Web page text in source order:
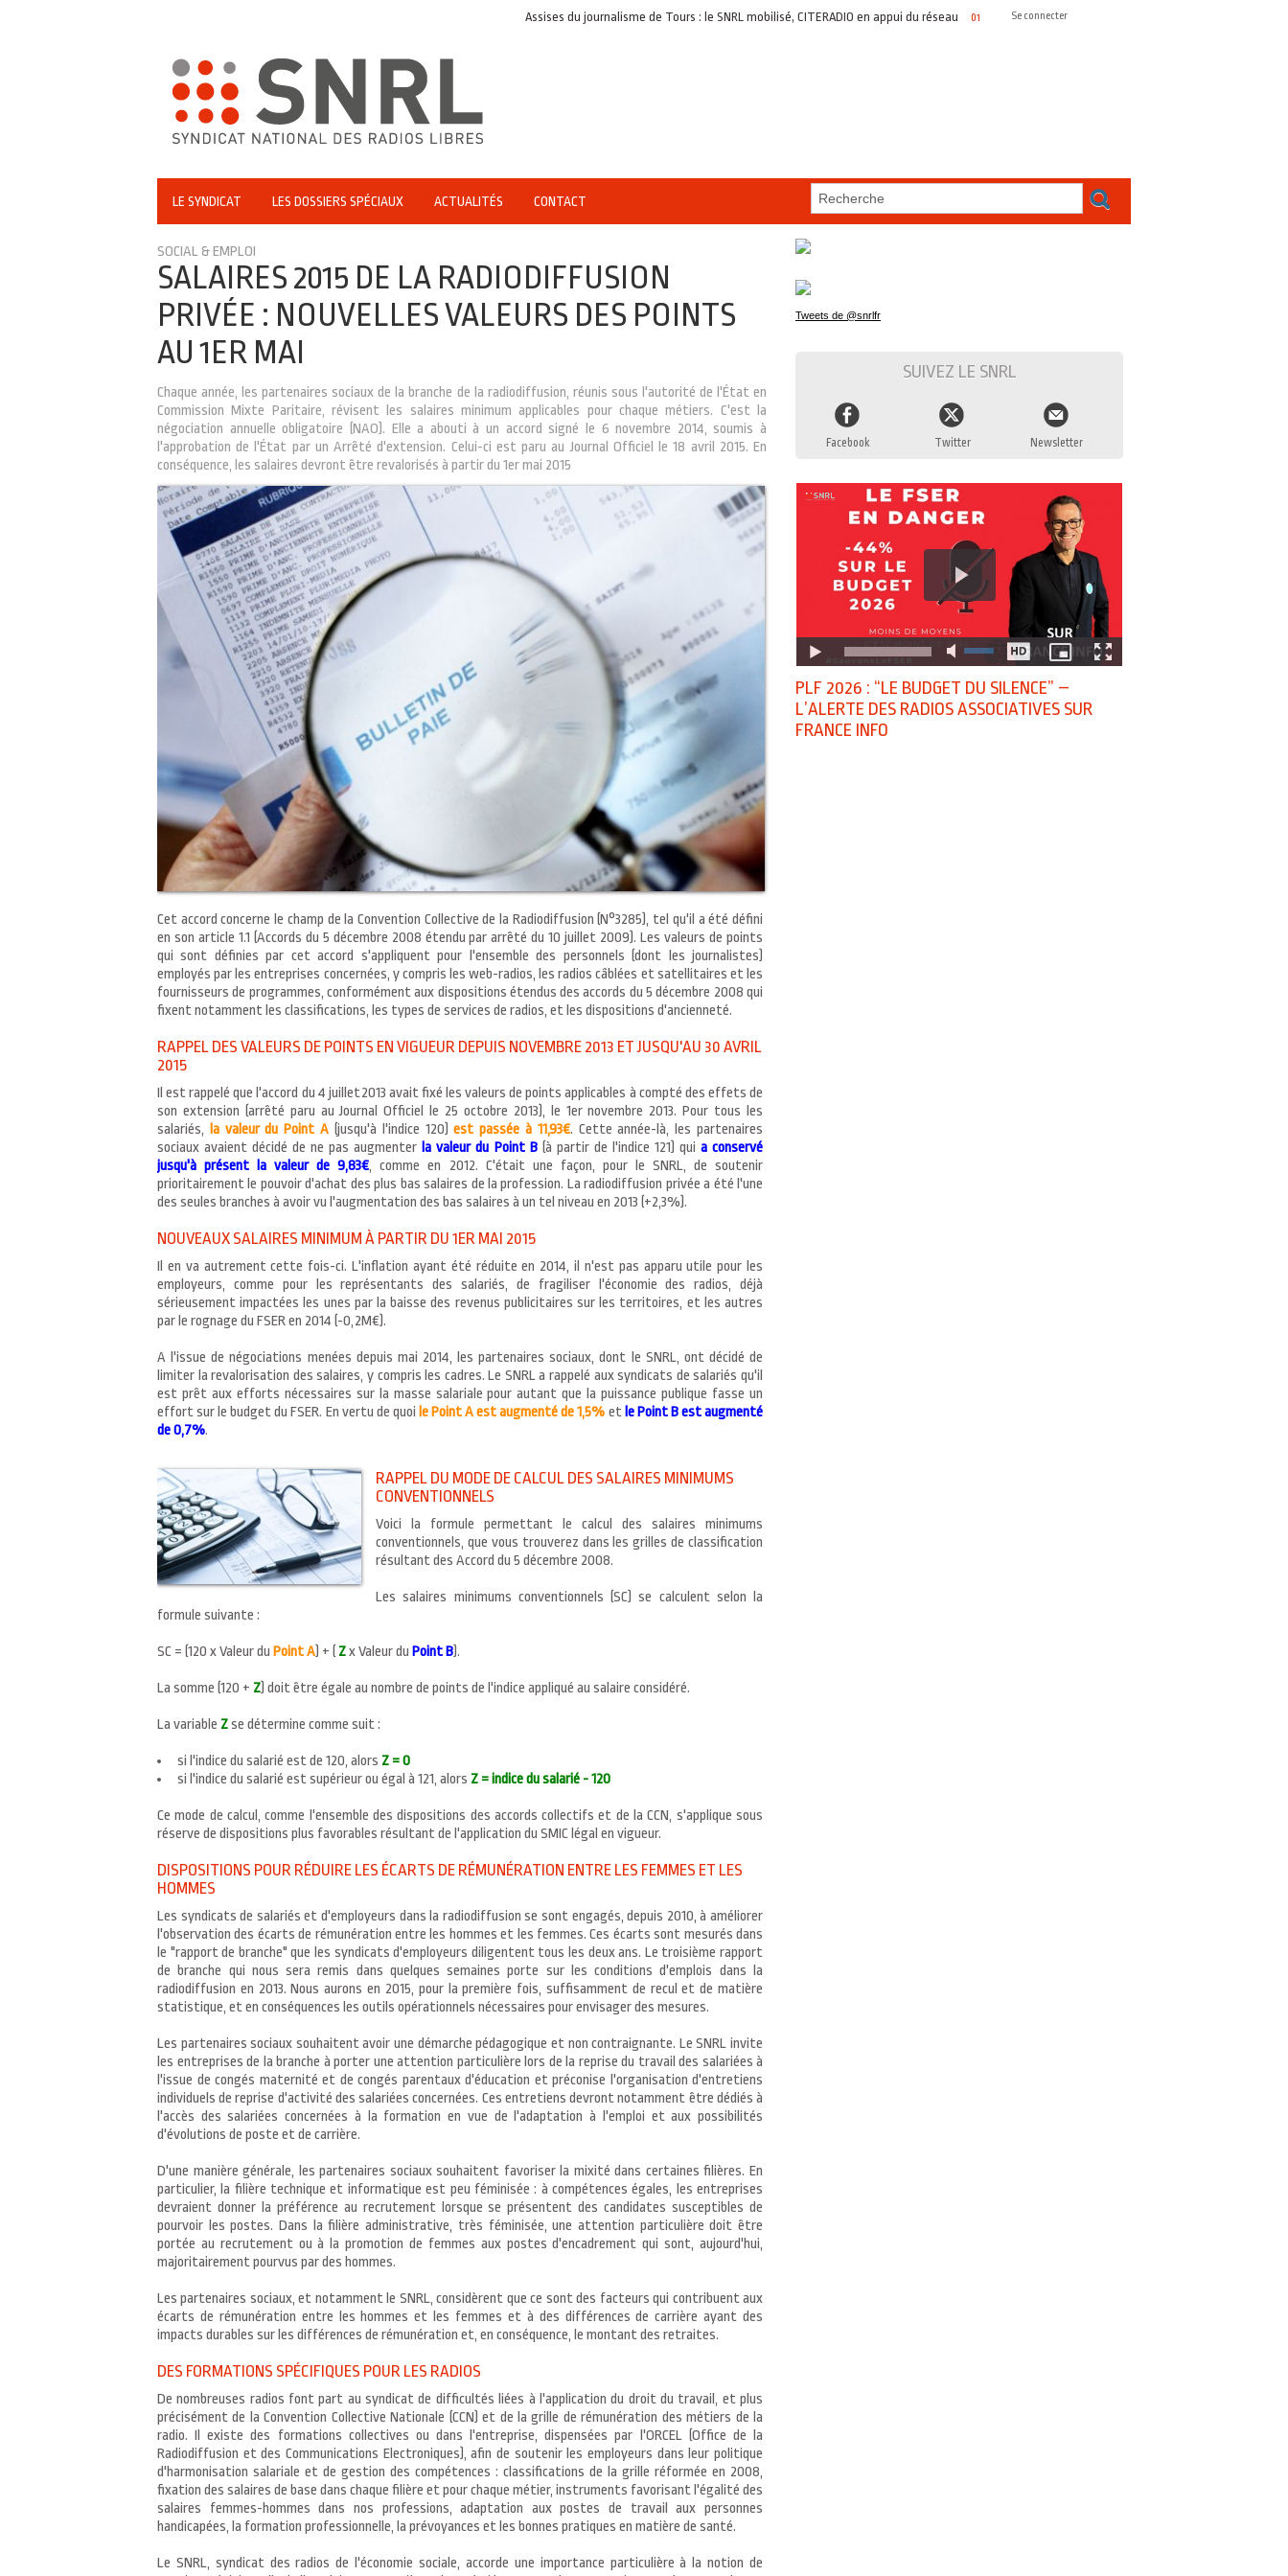
Assises du journalisme de Tours : le SNRL mobilisé, CITERADIO en appui du réseau 01/04/2026 Portrait SNRL #2 – Olivier DUTHEIL, représenter les radios
Se connecter
LE SYNDICAT LES DOSSIERS SPÉCIAUX ACTUALITÉS CONTACT
SOCIAL & EMPLOI
SALAIRES 2015 DE LA RADIODIFFUSION
PRIVÉE : NOUVELLES VALEURS DES POINTS
AU 1ER MAI
Chaque année, les partenaires sociaux de la branche de la radiodiffusion, réunis sous l'autorité de l'État en
Commission Mixte Paritaire, révisent les salaires minimum applicables pour chaque métiers. C'est la
négociation annuelle obligatoire (NAO). Elle a abouti à un accord signé le 6 novembre 2014, soumis à
l'approbation de l'État par un Arrêté d'extension. Celui-ci est paru au Journal Officiel le 18 avril 2015. En
conséquence, les salaires devront être revalorisés à partir du 1er mai 2015
Cet accord concerne le champ de la Convention Collective de la Radiodiffusion (N°3285), tel qu'il a été défini
en son article 1.1 (Accords du 5 décembre 2008 étendu par arrêté du 10 juillet 2009). Les valeurs de points
qui sont définies par cet accord s'appliquent pour l'ensemble des personnels (dont les journalistes)
employés par les entreprises concernées, y compris les web-radios, les radios câblées et satellitaires et les
fournisseurs de programmes, conformément aux dispositions étendus des accords du 5 décembre 2008 qui
fixent notamment les classifications, les types de services de radios, et les dispositions d'ancienneté.
RAPPEL DES VALEURS DE POINTS EN VIGUEUR DEPUIS NOVEMBRE 2013 ET JUSQU'AU 30 AVRIL
2015
Il est rappelé que l'accord du 4 juillet2013 avait fixé les valeurs de points applicables à compté des effets de
son extension (arrêté paru au Journal Officiel le 25 octobre 2013), le 1er novembre 2013. Pour tous les
salariés, la valeur du Point A (jusqu'à l'indice 120) est passée à 11,93€. Cette année-là, les partenaires
sociaux avaient décidé de ne pas augmenter la valeur du Point B(à partir de l'indice 121) qui a conservé
jusqu'à présent la valeur de 9,83€, comme en 2012. C'était une façon, pour le SNRL, de soutenir
prioritairement le pouvoir d'achat des plus bas salaires de la profession. La radiodiffusion privée a été l'une
des seules branches à avoir vu l'augmentation des bas salaires à un tel niveau en 2013 (+2,3%).
NOUVEAUX SALAIRES MINIMUM À PARTIR DU 1ER MAI 2015
Il en va autrement cette fois-ci. L'inflation ayant été réduite en 2014, il n'est pas apparu utile pour les
employeurs, comme pour les représentants des salariés, de fragiliser l'économie des radios, déjà
sérieusement impactées les unes par la baisse des revenus publicitaires sur les territoires, et les autres
par le rognage du FSER en 2014 (-0,2M€).
A l'issue de négociations menées depuis mai 2014, les partenaires sociaux, dont le SNRL, ont décidé de
limiter la revalorisation des salaires, y compris les cadres. Le SNRL a rappelé aux syndicats de salariés qu'il
est prêt aux efforts nécessaires sur la masse salariale pour autant que la puissance publique fasse un
effort sur le budget du FSER. En vertu de quoi le Point A est augmenté de 1,5% et le Point B est augmenté
de 0,7%.
RAPPEL DU MODE DE CALCUL DES SALAIRES MINIMUMS
CONVENTIONNELS
Voici la formule permettant le calcul des salaires minimums
conventionnels, que vous trouverez dans les grilles de classification
résultant des Accord du 5 décembre 2008.
Les salaires minimums conventionnels (SC) se calculent selon la
formule suivante :
SC = (120 x Valeur du Point A) + ( Zx Valeur du Point B).
La somme (120 + Z) doit être égale au nombre de points de l'indice appliqué au salaire considéré.
La variable Zse détermine comme suit :
si l'indice du salarié est de 120, alors Z = 0
si l'indice du salarié est supérieur ou égal à 121, alors Z = indice du salarié - 120
Ce mode de calcul, comme l'ensemble des dispositions des accords collectifs et de la CCN, s'applique sous
réserve de dispositions plus favorables résultant de l'application du SMIC légal en vigueur.
DISPOSITIONS POUR RÉDUIRE LES ÉCARTS DE RÉMUNÉRATION ENTRE LES FEMMES ET LES
HOMMES
Les syndicats de salariés et d'employeurs dans la radiodiffusion se sont engagés, depuis 2010, à améliorer
l'observation des écarts de rémunération entre les hommes et les femmes. Ces écarts sont mesurés dans
le "rapport de branche" que les syndicats d'employeurs diligentent tous les deux ans. Le troisième rapport
de branche qui nous sera remis dans quelques semaines porte sur les conditions d'emplois dans la
radiodiffusion en 2013. Nous aurons en 2015, pour la première fois, suffisamment de recul et de matière
statistique, et en conséquences les outils opérationnels nécessaires pour envisager des mesures.
Les partenaires sociaux souhaitent avoir une démarche pédagogique et non contraignante. Le SNRL invite
les entreprises de la branche à porter une attention particulière lors de la reprise du travail des salariées à
l'issue de congés maternité et de congés parentaux d'éducation et préconise l'organisation d'entretiens
individuels de reprise d'activité des salariées concernées. Ces entretiens devront notamment être dédiés à
l'accès des salariées concernées à la formation en vue de l'adaptation à l'emploi et aux possibilités
d'évolutions de poste et de carrière.
D'une manière générale, les partenaires sociaux souhaitent favoriser la mixité dans certaines filières. En
particulier, la filière technique et informatique est peu féminisée : à compétences égales, les entreprises
devraient donner la préférence au recrutement lorsque se présentent des candidates susceptibles de
pourvoir les postes. Dans la filière administrative, très féminisée, une attention particulière doit être
portée au recrutement ou à la promotion de femmes aux postes d'encadrement qui sont, aujourd'hui,
majoritairement pourvus par des hommes.
Les partenaires sociaux, et notamment le SNRL, considèrent que ce sont des facteurs qui contribuent aux
écarts de rémunération entre les hommes et les femmes et à des différences de carrière ayant des
impacts durables sur les différences de rémunération et, en conséquence, le montant des retraites.
DES FORMATIONS SPÉCIFIQUES POUR LES RADIOS
De nombreuses radios font part au syndicat de difficultés liées à l'application du droit du travail, et plus
précisément de la Convention Collective Nationale (CCN) et de la grille de rémunération des métiers de la
radio. Il existe des formations collectives ou dans l'entreprise, dispensées par l'ORCEL (Office de la
Radiodiffusion et des Communications Electroniques), afin de soutenir les employeurs dans leur politique
d'harmonisation salariale et de gestion des compétences : classifications de la grille réformée en 2008,
fixation des salaires de base dans chaque filière et pour chaque métier, instruments favorisant l'égalité des
salaires femmes-hommes dans nos professions, adaptation aux postes de travail aux personnes
handicapées, la formation professionnelle, la prévoyances et les bonnes pratiques en matière de santé.
Le SNRL, syndicat des radios de l'économie sociale, accorde une importance particulière à la notion de
Tweets de @snrlfr
SUIVEZ LE SNRL
Facebook Twitter Newsletter
PLF 2026 : “LE BUDGET DU SILENCE” –
L’ALERTE DES RADIOS ASSOCIATIVES SUR
FRANCE INFO